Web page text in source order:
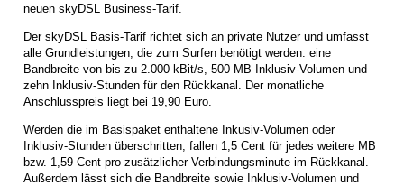
neuen skyDSL Business-Tarif.
Der skyDSL Basis-Tarif richtet sich an private Nutzer und umfasst
alle Grundleistungen, die zum Surfen benötigt werden: eine
Bandbreite von bis zu 2.000 kBit/s, 500 MB Inklusiv-Volumen und
zehn Inklusiv-Stunden für den Rückkanal. Der monatliche
Anschlusspreis liegt bei 19,90 Euro.
Werden die im Basispaket enthaltene Inkusiv-Volumen oder
Inklusiv-Stunden überschritten, fallen 1,5 Cent für jedes weitere MB
bzw. 1,59 Cent pro zusätzlicher Verbindungsminute im Rückkanal.
Außerdem lässt sich die Bandbreite sowie Inklusiv-Volumen und